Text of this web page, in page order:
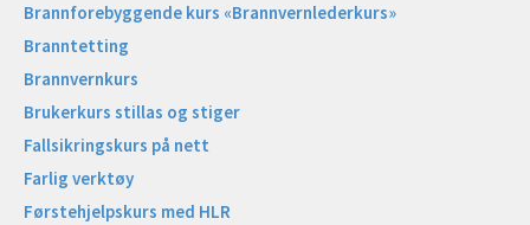
Brannforebyggende kurs «Brannvernlederkurs»
Branntetting
Brannvernkurs
Brukerkurs stillas og stiger
Fallsikringskurs på nett
Farlig verktøy
Førstehjelpskurs med HLR